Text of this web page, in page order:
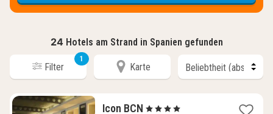
24 Hotels am Strand in Spanien gefunden
Filter
1
Karte
Icon BCN 1
, 4 Sterne